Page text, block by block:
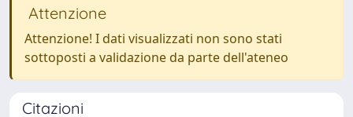
Attenzione
Attenzione! I dati visualizzati non sono stati
sottoposti a validazione da parte dell'ateneo
Citazioni